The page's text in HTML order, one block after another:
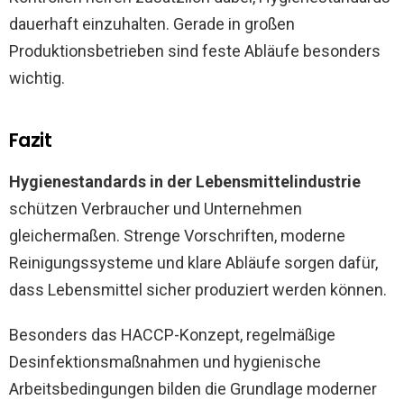
dauerhaft einzuhalten. Gerade in großen
Produktionsbetrieben sind feste Abläufe besonders
wichtig.
Fazit
Hygienestandards in der Lebensmittelindustrie
schützen Verbraucher und Unternehmen
gleichermaßen. Strenge Vorschriften, moderne
Reinigungssysteme und klare Abläufe sorgen dafür,
dass Lebensmittel sicher produziert werden können.
Besonders das HACCP-Konzept, regelmäßige
Desinfektionsmaßnahmen und hygienische
Arbeitsbedingungen bilden die Grundlage moderner